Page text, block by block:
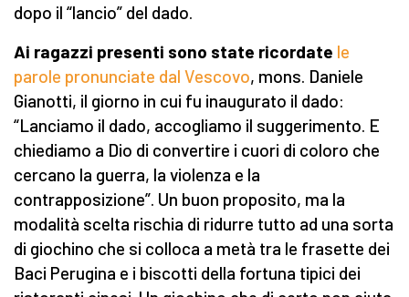
dopo il “lancio” del dado.
Ai ragazzi presenti sono state ricordate le
parole pronunciate dal Vescovo, mons. Daniele
Gianotti, il giorno in cui fu inaugurato il dado:
“Lanciamo il dado, accogliamo il suggerimento. E
chiediamo a Dio di convertire i cuori di coloro che
cercano la guerra, la violenza e la
contrapposizione”. Un buon proposito, ma la
modalità scelta rischia di ridurre tutto ad una sorta
di giochino che si colloca a metà tra le frasette dei
Baci Perugina e i biscotti della fortuna tipici dei